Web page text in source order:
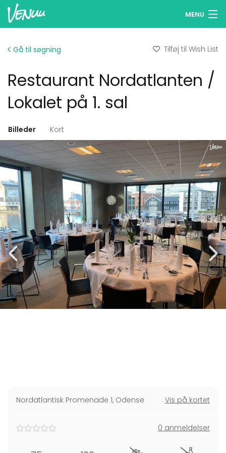
MENU
Log ind
Dansk
Gå til søgning Tilføj til Wish List
Restaurant Nordatlanten /
Lokalet på 1. sal
Billeder Kort
Nordatlantisk Promenade 1, Odense Vis på kortet
0 anmeldelser